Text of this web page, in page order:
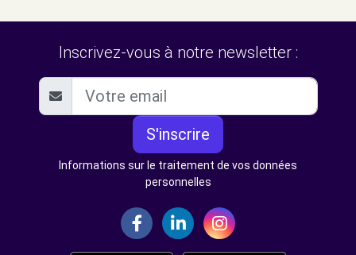
Inscrivez-vous à notre newsletter :
S'inscrire
Informations sur le traitement de vos données
personnelles